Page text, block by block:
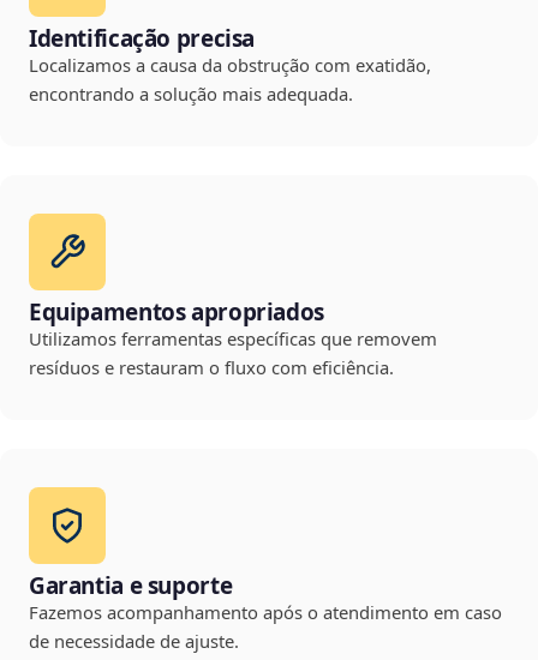
Identificação precisa
Localizamos a causa da obstrução com exatidão,
encontrando a solução mais adequada.
Equipamentos apropriados
Utilizamos ferramentas específicas que removem
resíduos e restauram o fluxo com eficiência.
Garantia e suporte
Fazemos acompanhamento após o atendimento em caso
de necessidade de ajuste.